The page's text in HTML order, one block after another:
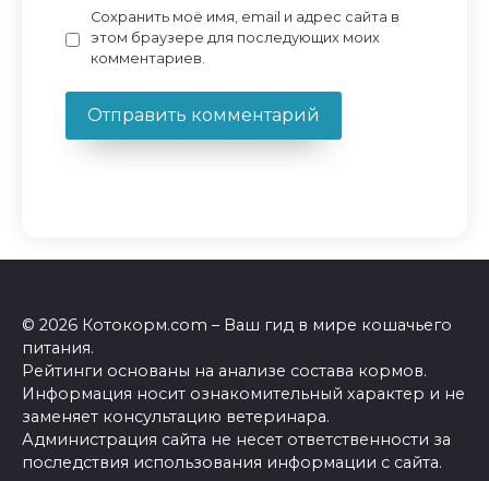
Сохранить моё имя, email и адрес сайта в
этом браузере для последующих моих
комментариев.
© 2026 Котокорм.com – Ваш гид в мире кошачьего
питания.
Рейтинги основаны на анализе состава кормов.
Информация носит ознакомительный характер и не
заменяет консультацию ветеринара.
Администрация сайта не несет ответственности за
последствия использования информации с сайта.